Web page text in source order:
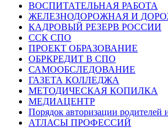
ВОСПИТАТЕЛЬНАЯ РАБОТА
ЖЕЛЕЗНОДОРОЖНАЯ И
КАДРОВЫЙ РЕЗЕРВ РОССИИ
ССК СПО
ПРОЕКТ ОБРАЗОВАНИЕ
ОБРКРЕДИТ В СПО
САМООБСЛЕДОВАНИЕ
ГАЗЕТА КОЛЛЕДЖА
МЕТОДИЧЕСКАЯ КОПИЛКА
МЕДИАЦЕНТР
Порядок авторизации
АТЛАСЫ ПРОФЕССИЙ